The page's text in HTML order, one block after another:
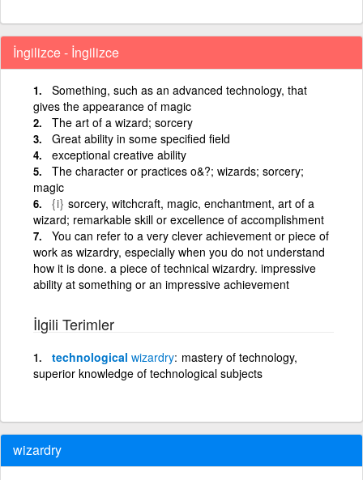
İngilizce - İngilizce
Something, such as an advanced technology, that
gives the appearance of magic
The art of a wizard; sorcery
Great ability in some specified field
exceptional creative ability
The character or practices o&?; wizards; sorcery;
magic
{i} sorcery, witchcraft, magic, enchantment, art of a
wizard; remarkable skill or excellence of accomplishment
You can refer to a very clever achievement or piece of
work as wizardry, especially when you do not understand
how it is done. a piece of technical wizardry. impressive
ability at something or an impressive achievement
İlgili Terimler
technological wizardry mastery of technology,
superior knowledge of technological subjects
wizardry